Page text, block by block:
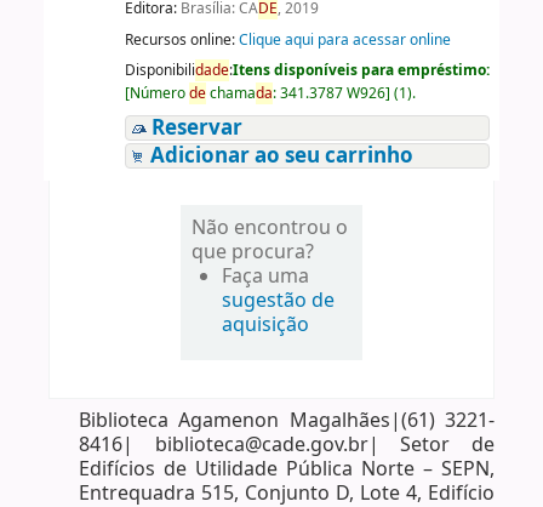
Editora: Brasília: CADE, 2019
Recursos online:Clique aqui para acessar online
Disponibilidade:Itens disponíveis para empréstimo:
[Númerodechamada:341.3787 W926] (1).
Reservar
Adicionar ao seu carrinho
Não encontrou o
que procura?
Faça uma
sugestão de
aquisição
Biblioteca Agamenon Magalhães|(61) 3221-
8416| biblioteca@cade.gov.br| Setor de
Edifícios de Utilidade Pública Norte – SEPN,
Entrequadra 515, Conjunto D, Lote 4, Edifício